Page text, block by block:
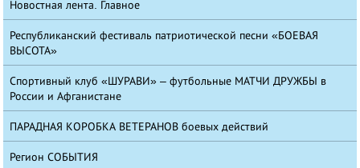
Новостная лента. Главное
Республиканский фестиваль патриотической песни «БОЕВАЯ
ВЫСОТА»
Спортивный клуб «ШУРАВИ» – футбольные МАТЧИ ДРУЖБЫ в
России и Афганистане
ПАРАДНАЯ КОРОБКА ВЕТЕРАНОВ боевых действий
Регион СОБЫТИЯ